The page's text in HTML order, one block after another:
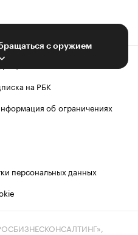
с оружием
на РБК
об ограничениях
персональных данных